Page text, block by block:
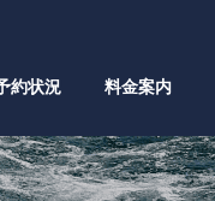
約状況 料金案内